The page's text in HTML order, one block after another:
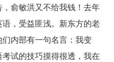
俞敏洪又不给我钱！去年
，受益匪浅。新东方的老
内部有一句名言：我变
试的技巧摸得很透，我在